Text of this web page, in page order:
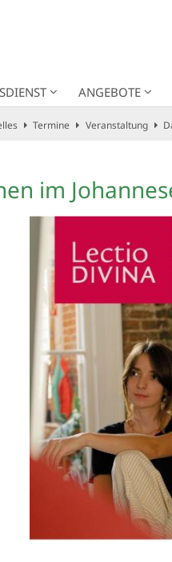
ANGEBOTE
Termine Veranstaltung
im